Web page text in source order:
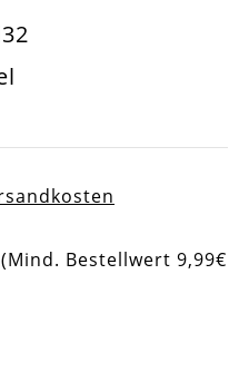
Bestellwert 9,99€